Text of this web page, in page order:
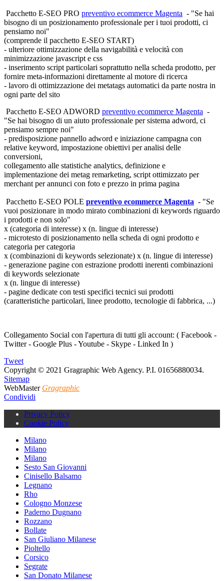
Pacchetto E-SEO PRO preventivo ecommerce Magenta - "Se hai
bisogno di un posizionamento professionale per i tuoi prodotti, ci
pensiamo noi"
(comprende il pacchetto E-SEO START)
- ulteriore ottimizzazione della navigabilità e velocità con
minimizzazione javascript e css
- inserimento script particolari soprattutto nella scheda prodotto, per
fornire meta-informazioni direttamente al motore di ricerca
- lavoro di ottimizzazione dei metatags automatici da parte nostra in
ogni parte del sito
Pacchetto E-SEO ADWORD preventivo ecommerce Magenta -
"Se hai bisogno di un aiuto professionale per sistema adword, ci
pensiamo sempre noi"
- predisposizione pannello adword e iniziazione campagna con
relative keyword, impostazione obiettivi per analisi delle
conversioni,
collegamento alle statistiche analytics, definizione e
implementazione dei metag remarketing, script ottimizzato per
merchant per annunci con foto e prezzo in prima pagina
Pacchetto E-SEO POLE preventivo ecommerce Magenta - "Se
vuoi posizionare in modo mirato combinazioni di keywords riguardo
i prodotti e non solo"
x (categoria di interesse) x (n. lingue di interesse)
- microtesto di posizionamento nella scheda di ogni prodotto e
categoria per categoria
x (combinazioni di keywords selezionate) x (n. lingue di interesse)
- generazione pagine con estrazione prodotti inerenti combinazioni
di keywords selezionate
x (n. lingue di interesse)
- pagine dedicate con testi specifici tecnici sui prodotti
(caratteristiche particolari, linee prodotto, tecnologie di fabbrica, ...)
Collegamento Social con l'apertura di tutti gli account: ( Facebook -
Twitter - Google Plus - Youtube - Skype - Linked In )
Tweet
Copyright © 2021 Gragraphic Web Agency. P.I. 01656880034.
Sitemap
WebMaster Gragraphic
Condividi
Privacy Policy
Cookie Policy
Milano
Milano
Milano
Sesto San Giovanni
Cinisello Balsamo
Legnano
Rho
Cologno Monzese
Paderno Dugnano
Rozzano
Bollate
San Giuliano Milanese
Pioltello
Corsico
Segrate
San Donato Milanese